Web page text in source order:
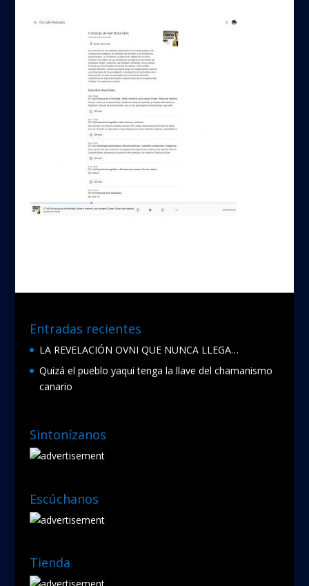
Entradas recientes
LA REVELACIÓN OVNI QUE NUNCA LLEGA…
Quizá el pueblo yaqui tenga la llave del chamanismo
canario
Sintonízanos
Escúchanos
Tienda